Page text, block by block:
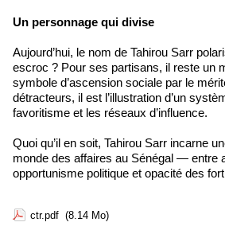
Un personnage qui divise
Aujourd’hui, le nom de Tahirou Sarr
escroc ? Pour ses partisans, il reste un
symbole d’ascension sociale par le
détracteurs, il est l’illustration d’un
favoritisme et les réseaux d’influence.
Quoi qu’il en soit, Tahirou Sarr incarne
monde des affaires au Sénégal — entre
opportunisme politique et opacité des
ctr.pdf (8.14 Mo)